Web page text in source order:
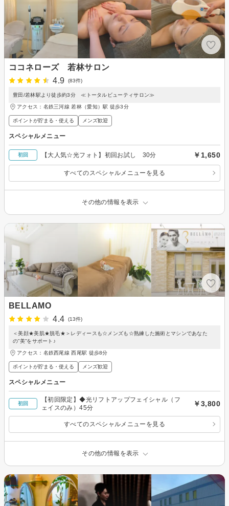
ココネローズ 若林サロン
4.9
(83件)
豊田/若林駅より徒歩約3分 ≪トータルビューティサロン≫
アクセス：名鉄三河線 若林（愛知）駅 徒歩3分
ポイントが貯まる・使える メンズ歓迎
スペシャルメニュー
初回 【大人気☆光フォト】初回お試し 30分 ￥1,650
すべてのスペシャルメニューを見る
その他の情報を表示
BELLAMO
4.4
(13件)
＜美顔★美肌★脱毛★＞レディースも☆メンズも☆熟練した施術とマシンであなた
の”美”をサポート♪
アクセス：名鉄西尾線 西尾駅 徒歩8分
ポイントが貯まる・使える メンズ歓迎
スペシャルメニュー
初回
【初回限定】◆光リフトアップフェイシャル（フ
ェイスのみ）45分
￥3,800
すべてのスペシャルメニューを見る
その他の情報を表示